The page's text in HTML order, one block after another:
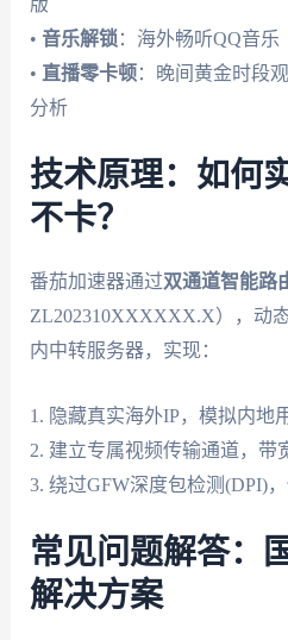
• 音乐解锁 ：海外畅听QQ音
• 直播零卡顿：晚间黄金时段
分析
技术原理：如何
不卡？
番茄加速器通过双通道智能路
ZL202310XXXXXX.X），动
内中转服务器，实现：
1. 隐藏真实海外IP，模拟内地
2. 建立专属视频传输通道，带
3. 绕过GFW深度包检测(DPI)
常见问题解答：
解决方案